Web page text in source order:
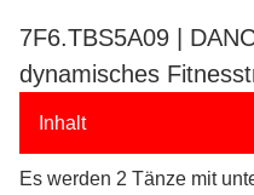
7F6.TBS5A09 |
dynamisches
Inhalt
Es werden 2 Tänze mit